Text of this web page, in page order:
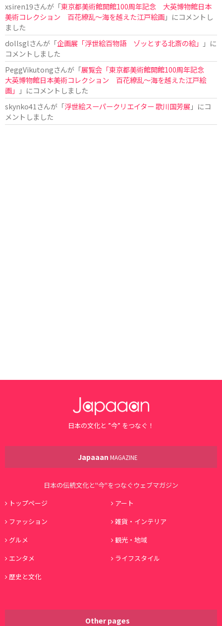
xsiren19さんが「東京都美術館開館100周年記念 大英博物館日本
美術コレクション 百花繚乱～海を越えた江戸絵画」にコメントし
ました
dollsglさんが「企画展「浮世絵百物語 ゾッとする北斎の絵」
」に
コメントしました
PeggVikutongさんが「展覧会「東京都美術館開館100周年記念
大英博物館日本美術コレクション 百花繚乱〜海を越えた江戸絵
画」
」にコメントしました
skynko41 さんが「浮世絵スーパークリエイター 歌川国芳展 」にコ
メントしました
日本の文化と ”今” をつなぐ！
Japaaan MAGAZINE
日本の伝統文化と"今"をつなぐウェブマガジン
トップページ
アート
ファッション
雑貨・インテリア
グルメ
観光・地域
エンタメ
ライフスタイル
歴史と文化
Other pages